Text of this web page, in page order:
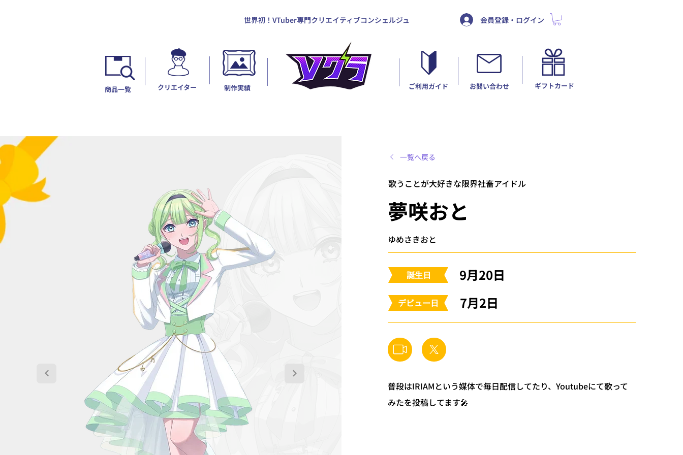
世界初！VTuber専門クリエイティブコンシェルジュ
​商品一覧 ​クリエイター 制作実績 ギフトカード
​お問い合わせ
ご利用ガイド
会員登録・ログイン
一覧へ戻る
歌うことが大好きな限界社畜アイドル
夢咲おと
ゆめさきおと
​誕生日 9月20日
​デビュー日 7月2日
普段はIRIAMという媒体で毎日配信してたり、Youtubeにて歌って
みたを投稿してます🎤